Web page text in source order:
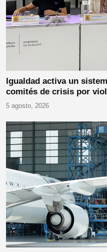
Igualdad activa un
comités de crisis por
5 agosto, 2026